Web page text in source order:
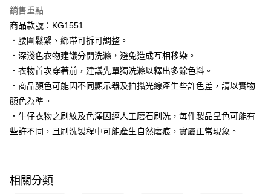
每筆NT$60，滿NT$1,000(含以上)免運費
付款後7-11取貨
每筆NT$60，滿NT$1,000(含以上)免運費
宅配
每筆NT$120，滿NT$1,000(含以上)免運費
付款後門市自取
每筆NT$60，滿NT$1,000(含以上)免運費
海外配送-歐美地區
銷售重點
商品款號：KG1551
．腰圍鬆緊、綁帶可拆可調整。
．深淺色衣物建議分開洗滌，避免造成互相移染。
．衣物首次穿著前，建議先單獨洗滌以釋出多餘色料。
．商品顏色可能因不同顯示器及拍攝光線產生些許色差，請以實物
顏色為準。
．牛仔衣物之刷紋及色澤因經人工磨石刷洗，每件製品呈色可能有
些許不同，且刷洗製程中可能產生自然磨痕，實屬正常現象。
相關分類